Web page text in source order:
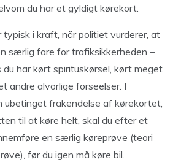
du har et gyldigt kørekort.
i kraft, når politiet vurderer, at
særlig fare for trafiksikkerheden –
har kørt spirituskørsel, kørt meget
andre alvorlige forseelser. I
frakendelse af kørekortet,
til at køre helt, skal du efter et
en særlig køreprøve (teori
før du igen må køre bil.